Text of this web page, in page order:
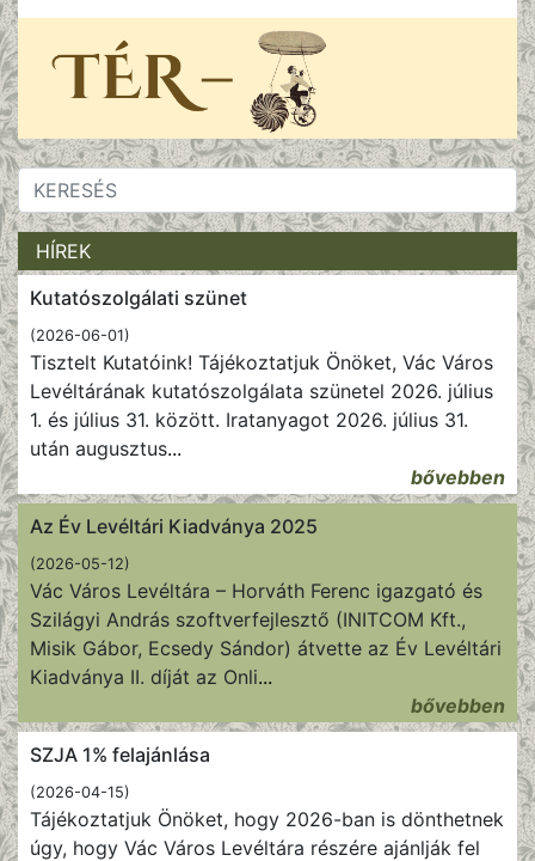
HÍREK
Kutatószolgálati szünet
(2026-06-01)
Tisztelt Kutatóink! Tájékoztatjuk Önöket, Vác Város
Levéltárának kutatószolgálata szünetel 2026. július
1. és július 31. között. Iratanyagot 2026. július 31.
után augusztus...
bővebben
Az Év Levéltári Kiadványa 2025
(2026-05-12)
Vác Város Levéltára – Horváth Ferenc igazgató és
Szilágyi András szoftverfejlesztő (INITCOM Kft.,
Misik Gábor, Ecsedy Sándor) átvette az Év Levéltári
Kiadványa II. díját az Onli...
bővebben
SZJA 1% felajánlása
(2026-04-15)
Tájékoztatjuk Önöket, hogy 2026-ban is dönthetnek
úgy, hogy Vác Város Levéltára részére ajánlják fel